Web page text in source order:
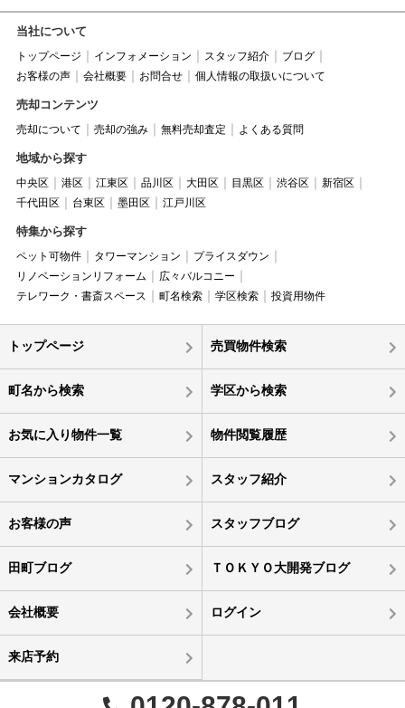
当社について
トップページ インフォメーション スタッフ紹介
ブログ
お客様の声
会社概要 お問合せ 個人情報の取扱いについて
売却コンテンツ
売却について 売却の強み 無料売却査定 よくある質問
地域から探す
中央区 港区 江東区 品川区 大田区 目黒区 渋谷区
新宿区
千代田区
台東区 墨田区 江戸川区
特集から探す
ペット可物件 タワーマンション
プライスダウン
リノベーションリフォーム
広々バルコニー
テレワーク・書斎スペース
町名検索 学区検索 投資用物件
トップページ 売買物件検索
町名から検索 学区から検索
お気に入り物件一覧 物件閲覧履歴
マンションカタログ スタッフ紹介
お客様の声 スタッフブログ
田町ブログ ＴＯＫＹＯ大開発ブログ
会社概要 ログイン
来店予約